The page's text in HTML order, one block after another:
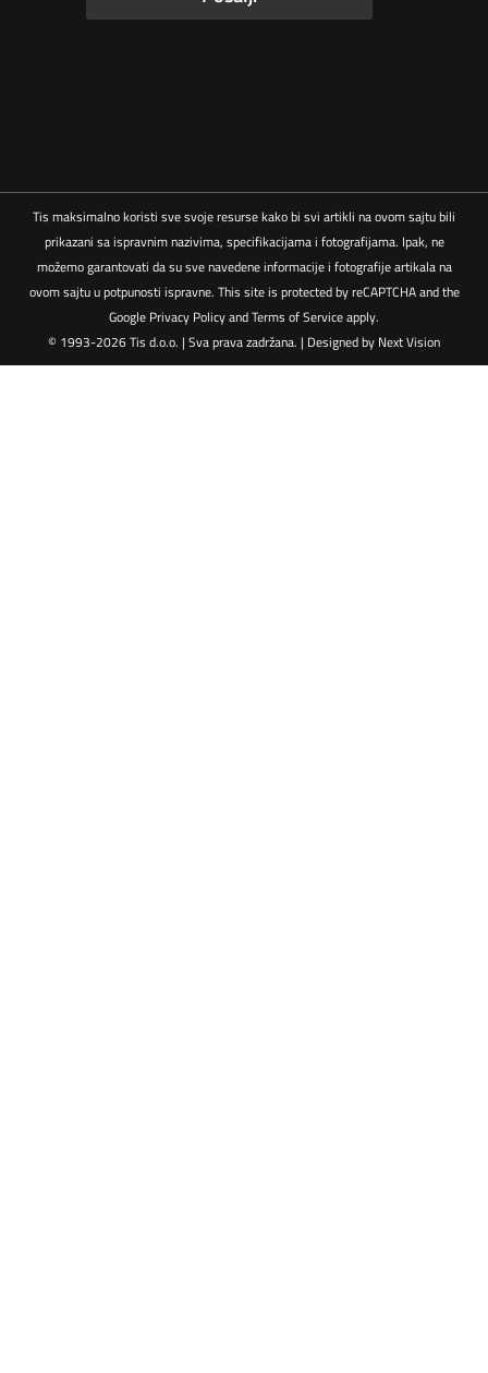
Tis maksimalno koristi sve svoje resurse kako bi svi artikli na ovom sajtu bili
prikazani sa ispravnim nazivima, specifikacijama i fotografijama. Ipak, ne
možemo garantovati da su sve navedene informacije i fotografije artikala na
ovom sajtu u potpunosti ispravne. This site is protected by reCAPTCHA and the
Google Privacy PolicyandTerms of Serviceapply.
© 1993-2026 Tis d.o.o. | Sva prava zadržana. | Designed by Next Vision